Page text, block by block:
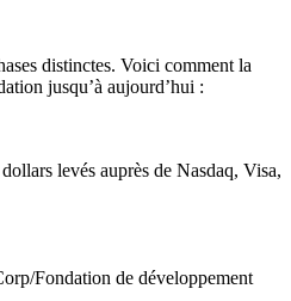
distinctes. Voici comment la
jusqu’à aujourd’hui :
levés auprès de Nasdaq, Visa,
Fondation de développement